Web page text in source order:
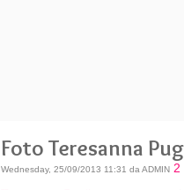
Foto Teresanna
Wednesday, 25/09/2013 11:31 da ADMIN 2